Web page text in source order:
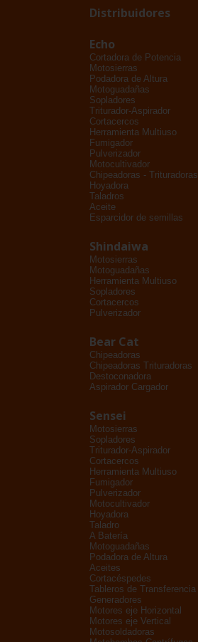
Distribuidores
Echo
Cortadora de Potencia
Motosierras
Podadora de Altura
Motoguadañas
Sopladores
Triturador-Aspirador
Cortacercos
Herramienta Multiuso
Fumigador
Pulverizador
Motocultivador
Chipeadoras - Trituradoras
Hoyadora
Taladros
Aceite
Esparcidor de semillas
Shindaiwa
Motosierras
Motoguadañas
Herramienta Multiuso
Sopladores
Cortacercos
Pulverizador
Bear Cat
Chipeadoras
Chipeadoras Trituradoras
Destoconadora
Aspirador Cargador
Sensei
Motosierras
Sopladores
Triturador-Aspirador
Cortacercos
Herramienta Multiuso
Fumigador
Pulverizador
Motocultivador
Hoyadora
Taladro
A Batería
Motoguadañas
Podadora de Altura
Aceites
Cortacéspedes
Tableros de Transferencia
Generadores
Motores eje Horizontal
Motores eje Vertical
Motosoldadoras